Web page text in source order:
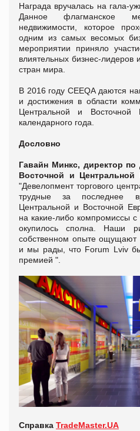
Награда вручалась на гала-
Данное флагманское
недвижимости, которое
одним из самых весомых
мероприятии приняло
влиятельных бизнес-лидеров
стран мира.
В 2016 году CEEQA даются
и достижения в области
Центральной и
календарного года.
Дословно
Гавайн Минкс, директор по
Восточной и
"Девелопмент торгового
трудные за последнее
Центральной и Восточной
на какие-либо компромиссы с
окупилось сполна. Наши
собственном опыте ощущают
и мы рады, что Forum Lviv
премией ".
Справка TradeMaster.UA